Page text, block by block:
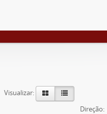
Visualizar:
Direção: